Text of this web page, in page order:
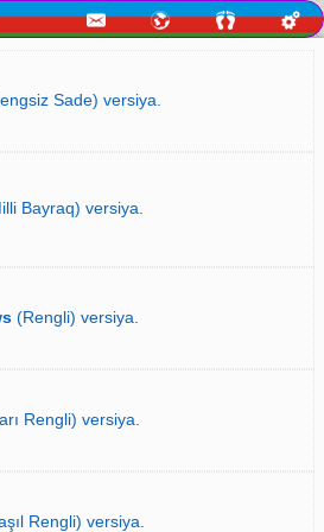
Sade) versiya.
Bayraq) versiya.
(Rengli) versiya.
Rengli) versiya.
Rengli) versiya.